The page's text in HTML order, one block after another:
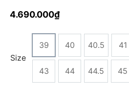
4.690.000₫
Size
39 40 40.5 41
43 44 44.5 45